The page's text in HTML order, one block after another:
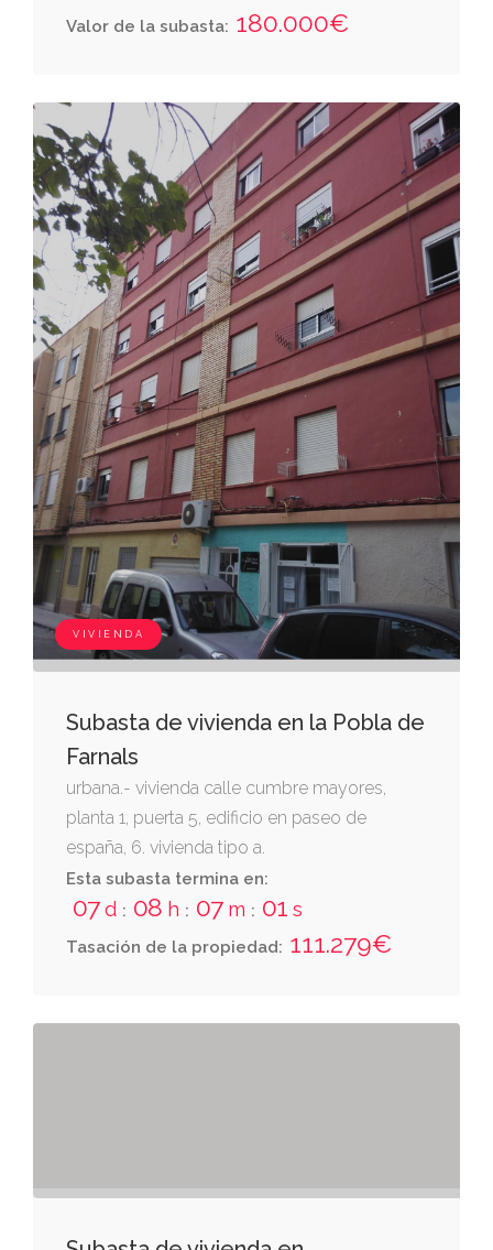
Valor de la subasta: 180.000€
VIVIENDA
Subasta de vivienda en la Pobla de
Farnals
urbana.- vivienda calle cumbre mayores,
planta 1, puerta 5, edificio en paseo de
españa, 6. vivienda tipo a.
Esta subasta termina en:
07d : 08 h : 07 m : 00s
Tasación de la propiedad: 111.279€